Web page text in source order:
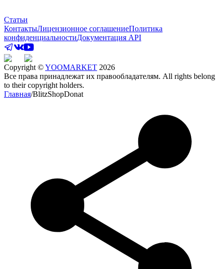
Статьи
КонтактыЛицензионное соглашениеПолитика
конфиденциальностиДокументация API
Copyright ©YOOMARKET 2026
Все права принадлежат их правообладателям. All rights belong
to their copyright holders.
Главная/BlitzShopDonat